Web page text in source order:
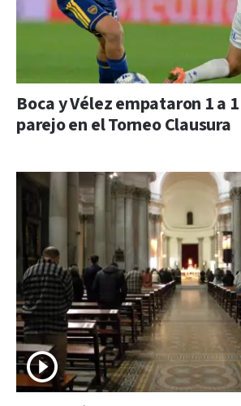
Boca y Vélez empataron 1 a
parejo en el Torneo Clausura